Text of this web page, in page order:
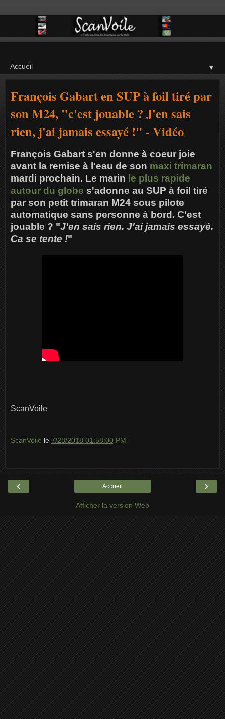
▼
François Gabart en SUP à foil tiré par
son M24, "c'est jouable ? J'en sais
rien, j'ai jamais essayé !" - Vidéo
François Gabart s'en donne à coeur joie
avant la remise à l'eau de son maxi trimaran
mardi prochain. Le marin le plus rapide
autour du globe s'adonne au SUP à foil tiré
par son petit trimaran M24 sous pilote
automatique sans personne à bord. C'est
jouable ? "J'en sais rien. J'ai jamais essayé.
Ca se tente !"
ScanVoile
ScanVoile le 7/28/2018 01:58:00 PM
‹ ›
Accueil
Afficher la version Web